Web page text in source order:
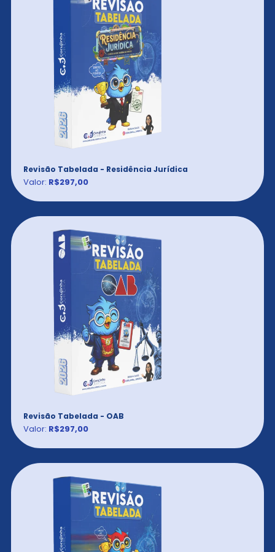
Revisão Tabelada - Residência Jurídica
Valor: R$297,00
Revisão Tabelada - OAB
Valor: R$297,00